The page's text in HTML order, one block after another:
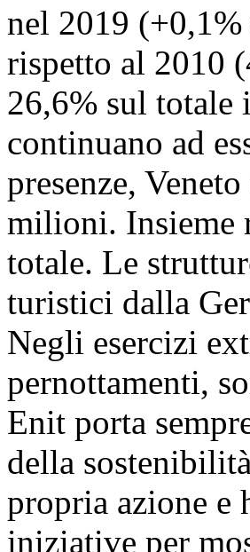
nel 2019
rispetto al 2010
26,6% sul totale
continuano ad
presenze,
milioni. Insieme
totale. Le
turistici dalla
Negli esercizi
pernottamenti,
Enit porta
della
propria azione e
iniziative per